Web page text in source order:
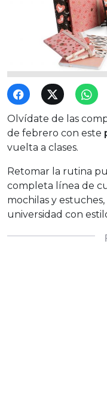
Olvídate de las
de febrero con este
vuelta a clases.
Retomar la rutina
completa línea de
mochilas y
universidad con